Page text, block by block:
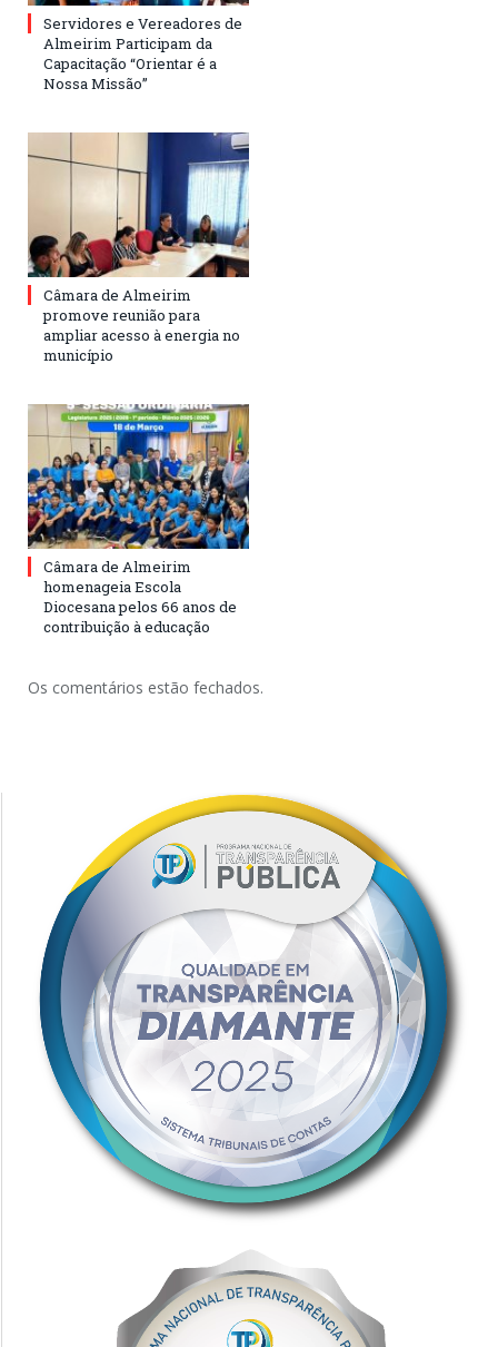
Servidores e Vereadores de
Almeirim Participam da
Capacitação “Orientar é a
Nossa Missão”
Câmara de Almeirim
promove reunião para
ampliar acesso à energia no
município
Câmara de Almeirim
homenageia Escola
Diocesana pelos 66 anos de
contribuição à educação
Os comentários estão fechados.